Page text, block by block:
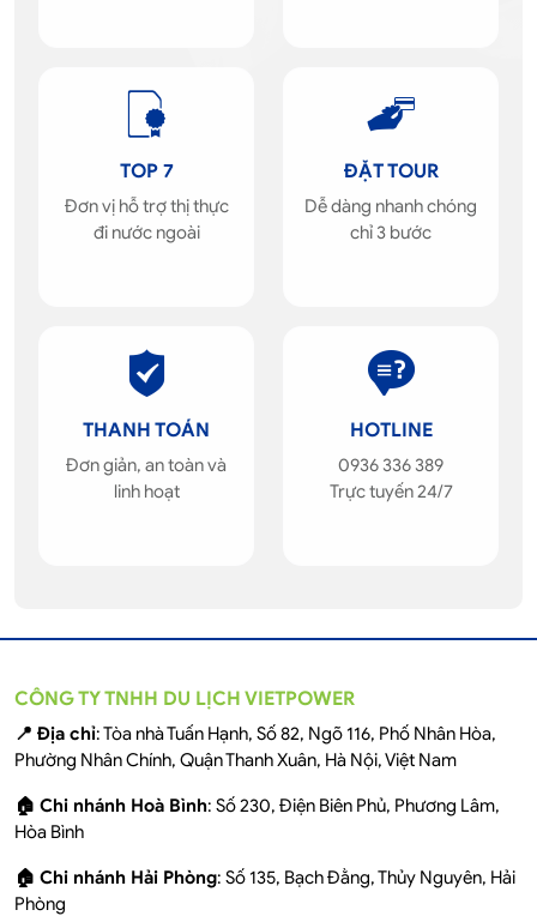
TOP 7
Đơn vị hỗ trợ thị thực
đi nước ngoài
ĐẶT TOUR
Dễ dàng nhanh chóng
chỉ 3 bước
THANH TOÁN
Đơn giản, an toàn và
linh hoạt
HOTLINE
0936 336 389
Trực tuyến 24/7
CÔNG TY TNHH DU LỊCH VIETPOWER
📍 Địa chỉ: Tòa nhà Tuấn Hạnh, Số 82, Ngõ 116, Phố Nhân Hòa,
Phường Nhân Chính, Quận Thanh Xuân, Hà Nội, Việt Nam
🏠 Chi nhánh Hoà Bình: Số 230, Điện Biên Phủ, Phương Lâm,
Hòa Bình
🏠 Chi nhánh Hải Phòng: Số 135, Bạch Đằng, Thủy Nguyên, Hải
Phòng